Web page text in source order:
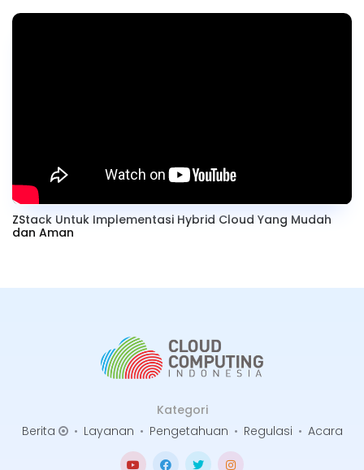
ZStack Untuk Implementasi Hybrid Cloud Yang Mudah
dan Aman
Kategori
Berita
• Layanan • Pengetahuan • Regulasi • Acara